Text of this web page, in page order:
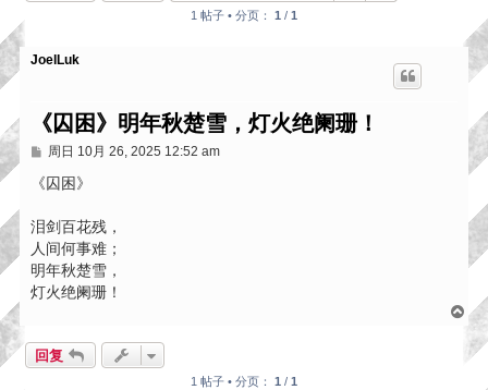
1 帖子 • 分页： 1 / 1
JoelLuk
《囚困》明年秋楚雪，灯火绝阑珊！
帖
周日 10月 26, 2025 12:52 am
《囚困》
泪剑百花残，
人间何事难；
明年秋楚雪，
灯火绝阑珊！
页
首
回复
1 帖子 • 分页： 1 / 1